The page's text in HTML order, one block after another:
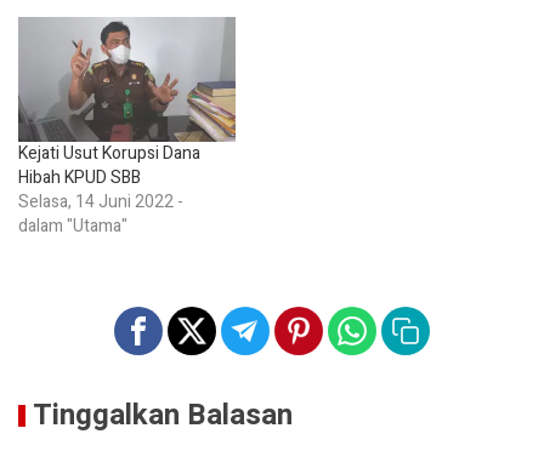
Kejati Usut Korupsi Dana
Hibah KPUD SBB
Selasa, 14 Juni 2022 -
dalam "Utama"
Tinggalkan Balasan